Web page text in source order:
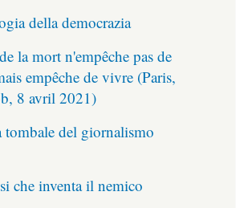
della democrazia
la mort n'empêche pas de
empêche de vivre (Paris,
8 avril 2021)
tombale del giornalismo
che inventa il nemico